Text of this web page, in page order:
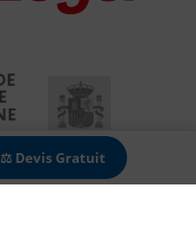
⚖️ Devis Gratuit